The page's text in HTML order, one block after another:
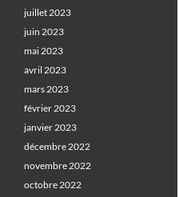
juillet 2023
juin 2023
mai 2023
avril 2023
mars 2023
février 2023
janvier 2023
décembre 2022
novembre 2022
octobre 2022